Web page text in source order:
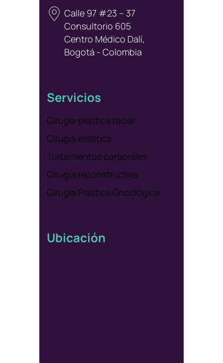
Calle 97 #23 – 37
Consultorio 605
Centro Médico Dalí,
Bogotá - Colombia
Servicios
Cirugía plástica facial
Cirugía estética
Tratamientos corporales
Cirugía reconstructiva
Cirugía Plástica Oncológica
Ubicación